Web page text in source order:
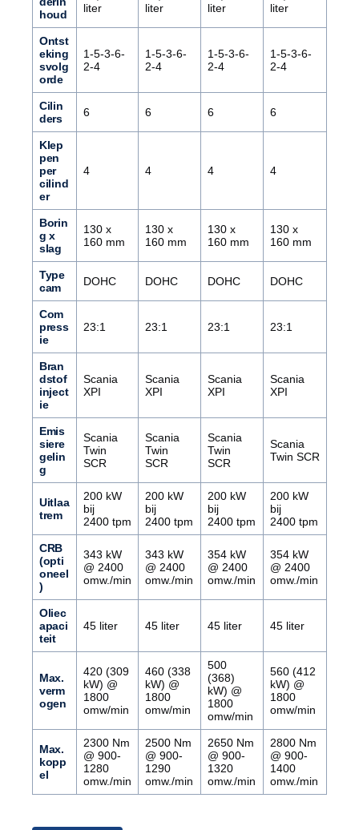
houd
liter
liter
liter
liter
Ontst
eking
svolg
orde
1-5-3-6-
2-4
1-5-3-6-
2-4
1-5-3-6-
2-4
1-5-3-6-
2-4
Cilin
ders
6 6 6 6
Klep
pen
per
cilind
er
4 4 4 4
Borin
g x
slag
130 x
160 mm
130 x
160 mm
130 x
160 mm
130 x
160 mm
Type
cam
DOHC DOHC DOHC DOHC
Com
press
ie
23:1 23:1 23:1 23:1
Bran
dstof
inject
ie
Scania
XPI
Scania
XPI
Scania
XPI
Scania
XPI
Emis
siere
gelin
g
Scania
Twin
SCR
Scania
Twin
SCR
Scania
Twin
SCR
Scania
Twin SCR
Uitlaa
trem
200 kW
bij
2400 tpm
200 kW
bij
2400 tpm
200 kW
bij
2400 tpm
200 kW
bij
2400 tpm
CRB
(opti
oneel
)
343 kW
@ 2400
omw./min
343 kW
@ 2400
omw./min
354 kW
@ 2400
omw./min
354 kW
@ 2400
omw./min
Oliec
apaci
teit
45 liter 45 liter 45 liter 45 liter
Max.
verm
ogen
420 (309
kW) @
1800
omw/min
460 (338
kW) @
1800
omw/min
500
(368)
kW) @
1800
omw/min
560 (412
kW) @
1800
omw/min
Max.
kopp
el
2300 Nm
@ 900-
1280
omw./min
2500 Nm
@ 900-
1290
omw./min
2650 Nm
@ 900-
1320
omw./min
2800 Nm
@ 900-
1400
omw./min